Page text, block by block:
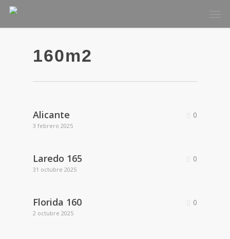
Skip
content
160m2
Alicante
3 febrero 2025
0
Laredo 165
31 octubre 2025
0
Florida 160
2 octubre 2025
0